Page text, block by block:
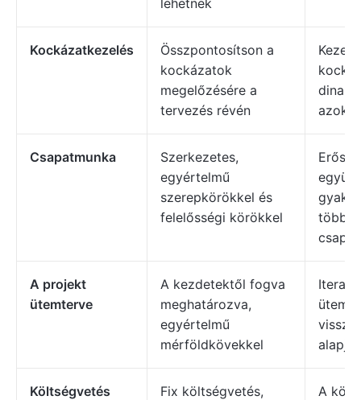
lehetnek
Kockázatkezelés
Összpontosítson a
kockázatok
megelőzésére a
tervezés révén
azok
Csapatmunka
Szerkezetes,
egyértelmű
szerepkörökkel és
felelősségi körökkel
Erősen
A projekt
ütemterve
A kezdetektől fogva
meghatározva,
egyértelmű
mérföldkövekkel
alapján
Költségvetés
Fix költségvetés,
A